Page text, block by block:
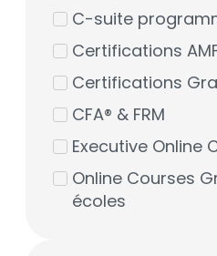
C-suite
Certifications
Certifications
CFA® & FRM
Executive Online
Online Courses
écoles